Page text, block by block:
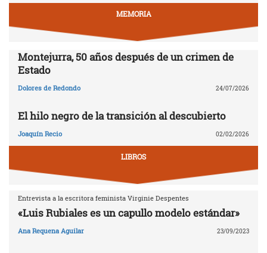
MEMORIA
Montejurra, 50 años después de un crimen de
Estado
Dolores de Redondo 24/07/2026
El hilo negro de la transición al descubierto
Joaquín Recio 02/02/2026
LIBROS
Entrevista a la escritora feminista Virginie Despentes
«Luis Rubiales es un capullo modelo estándar»
Ana Requena Aguilar 23/09/2023